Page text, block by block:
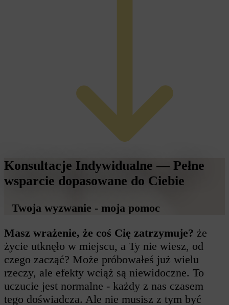
Konsultacje Indywidualne — Pełne
wsparcie dopasowane do Ciebie
Twoja wyzwanie - moja pomoc
Masz wrażenie, że coś Cię zatrzymuje? że
życie utknęło w miejscu, a Ty nie wiesz, od
czego zacząć? Może próbowałeś już wielu
rzeczy, ale efekty wciąż są niewidoczne. To
uczucie jest normalne - każdy z nas czasem
tego doświadcza. Ale nie musisz z tym być